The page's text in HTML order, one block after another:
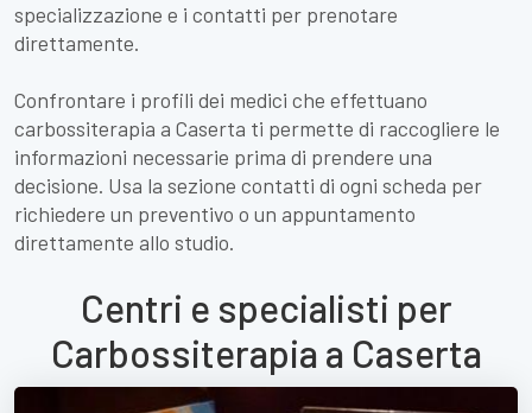
specializzazione e i contatti per prenotare
direttamente.
Confrontare i profili dei medici che effettuano
carbossiterapia a Caserta ti permette di raccogliere le
informazioni necessarie prima di prendere una
decisione. Usa la sezione contatti di ogni scheda per
richiedere un preventivo o un appuntamento
direttamente allo studio.
Centri e specialisti per
Carbossiterapia a Caserta